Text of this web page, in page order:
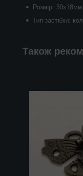
Розмір: 30х18мм
Тип застібки:
Також